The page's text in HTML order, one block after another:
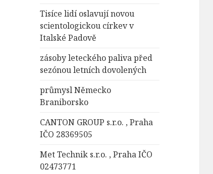
Tisíce lidí oslavují novou
scientologickou církev v
Italské Padově
zásoby leteckého paliva před
sezónou letních dovolených
průmysl Německo
Braniborsko
CANTON GROUP s.r.o. , Praha
IČO 28369505
Met Technik s.r.o. , Praha IČO
02473771